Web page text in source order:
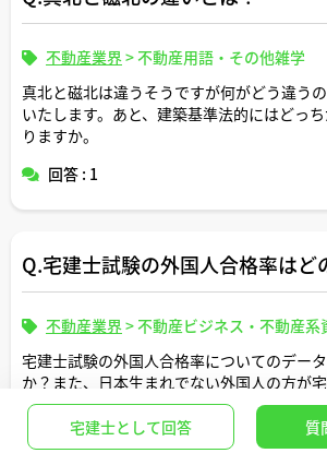
不動産業界>不動産用語・その他雑学
真北と磁北は違うそうですが何がどう違う
いたします。あと、建築基準法的にはどっ
りますか。
回答 : 1
Q.宅建士試験の外国人合格率はど
不動産業界>不動産ビジネス・不動産系
宅建士試験の外国人合格率についてのデー
か？また、日本生まれでない外国人の方が
格して不動産マンとして活躍している事例
ば教えてください。
回答 : 1
宅建士として回答 質